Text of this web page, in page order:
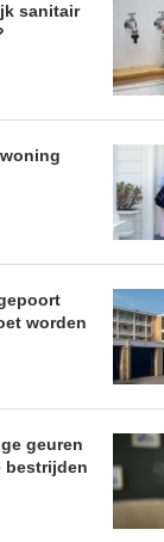
sanitair
worden
geuren
bestrijden